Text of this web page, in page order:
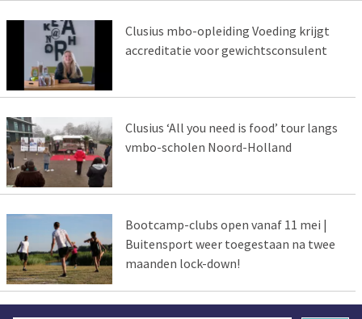
Clusius mbo-opleiding Voeding krijgt
accreditatie voor gewichtsconsulent
Clusius ‘All you need is food’ tour langs
vmbo-scholen Noord-Holland
Bootcamp-clubs open vanaf 11 mei |
Buitensport weer toegestaan na twee
maanden lock-down!